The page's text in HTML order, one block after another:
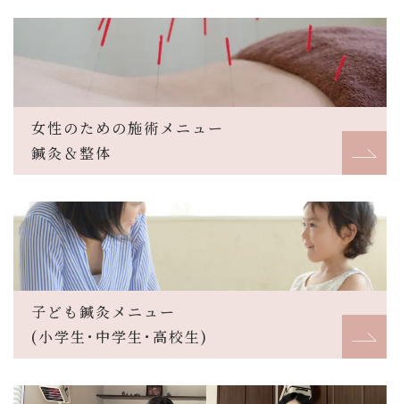
女性のための施術メニュー
鍼灸＆整体
子ども鍼灸メニュー
(小学生･中学生･高校生)